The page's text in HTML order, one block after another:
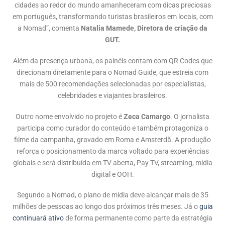
cidades ao redor do mundo amanheceram com dicas preciosas
em português, transformando turistas brasileiros em locais, com
a Nomad”, comenta Natalia Mamede, Diretora de criação da
GUT.
Além da presença urbana, os painéis contam com QR Codes que
direcionam diretamente para o Nomad Guide, que estreia com
mais de 500 recomendações selecionadas por especialistas,
celebridades e viajantes brasileiros.
Outro nome envolvido no projeto éZeca Camargo. O jornalista
participa como curador do conteúdo e também protagoniza o
filme da campanha, gravado em Roma e Amsterdã. A produção
reforça o posicionamento da marca voltado para experiências
globais e será distribuída em TV aberta, Pay TV, streaming, mídia
digital e OOH.
Segundo a Nomad, o plano de mídia deve alcançar mais de 35
milhões de pessoas ao longo dos próximos três meses. Já oguia
continuará ativode forma permanente como parte da estratégia